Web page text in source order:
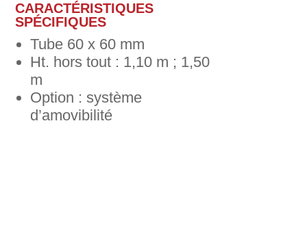
CARACTÉRISTIQUES
SPÉCIFIQUES
Tube 60 x 60 mm
Ht. hors tout : 1,10 m ; 1,50
m
Option : système
d’amovibilité